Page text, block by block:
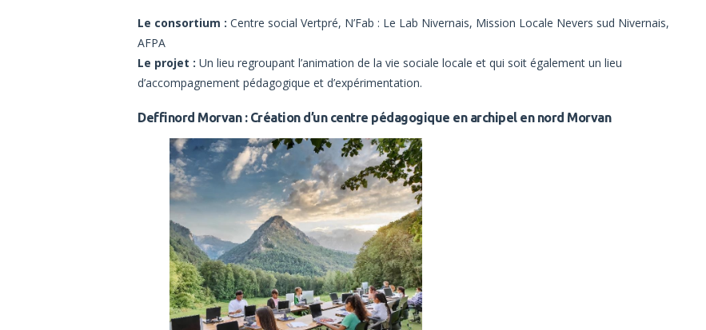
Le consortium : Centre social Vertpré, N’Fab : Le Lab Nivernais, Mission Locale Nevers sud Nivernais,
AFPA
Le projet : Un lieu regroupant l’animation de la vie sociale locale et qui soit également un lieu
d’accompagnement pédagogique et d’expérimentation.
Deffinord Morvan : Création d’un centre pédagogique en archipel en nord Morvan